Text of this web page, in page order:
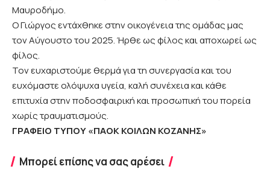
Μαυροδήμο.
Ο Γιώργος εντάχθηκε στην οικογένεια της ομάδας μας
τον Αύγουστο του 2025. Ήρθε ως φίλος και αποχωρεί ως
φίλος.
Τον ευχαριστούμε θερμά για τη συνεργασία και του
ευχόμαστε ολόψυχα υγεία, καλή συνέχεια και κάθε
επιτυχία στην ποδοσφαιρική και προσωπική του πορεία
χωρίς τραυματισμούς.
ΓΡΑΦΕΙΟ ΤΥΠΟΥ «ΠΑΟΚ ΚΟΙΛΩΝ ΚΟΖΑΝΗΣ»
Μπορεί επίσης να σας αρέσει